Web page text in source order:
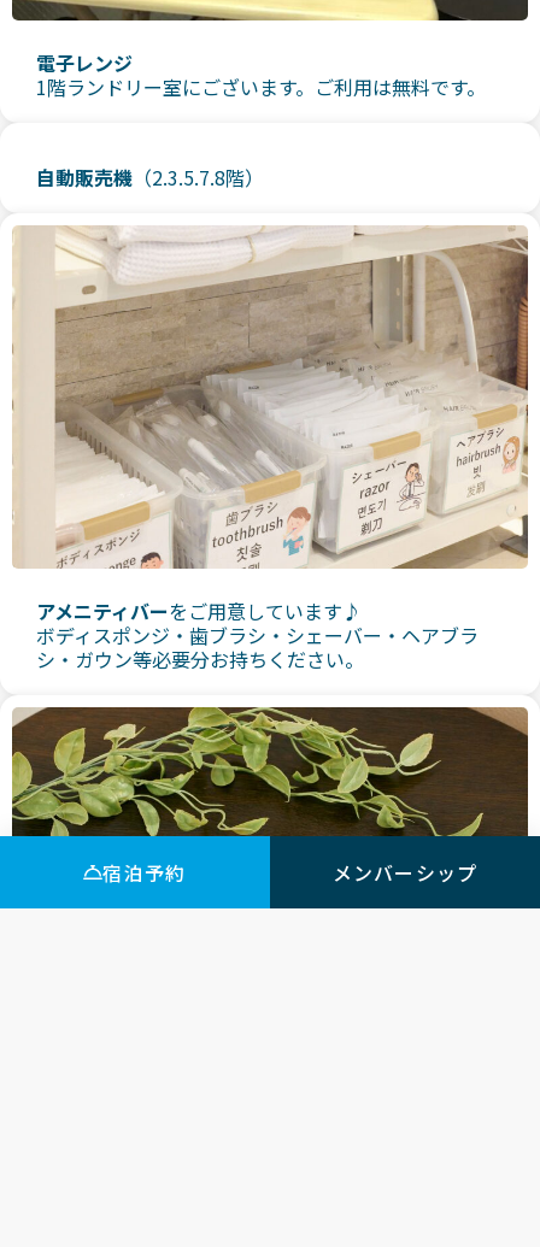
宿泊予約 メンバーシップ
電子レンジ
1階ランドリー室にございます。ご利用は無料です。
自動販売機 （2.3.5.7.8階）
アメニティバーをご用意しています♪
ボディスポンジ・歯ブラシ・シェーバー・ヘアブラ
シ・ガウン等必要分お持ちください。